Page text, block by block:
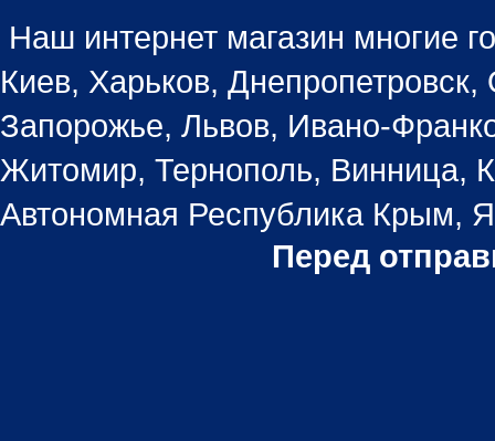
Наш интернет магазин многие
Киев, Харьков,
Запорожье, Львов, Ивано-
Житомир, Тернополь, Винница,
Автономная Республика Крым,
Перед